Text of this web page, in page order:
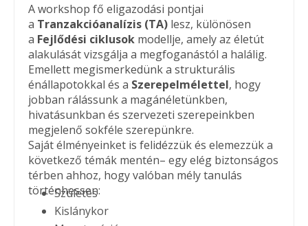
A workshop fő eligazodási pontjai
a Tranzakcióanalízis (TA) lesz, különösen
a Fejlődési ciklusok modellje, amely az életút
alakulását vizsgálja a megfoganástól a halálig.
Emellett megismerkedünk a strukturális
énállapotokkal és a Szerepelmélettel, hogy
jobban rálássunk a magánéletünkben,
hivatásunkban és szervezeti szerepeinkben
megjelenő sokféle szerepünkre.
Saját élményeinket is felidézzük és elemezzük a
következő témák mentén– egy elég biztonságos
térben ahhoz, hogy valóban mély tanulás
történhessen:
Születés
Kislánykor